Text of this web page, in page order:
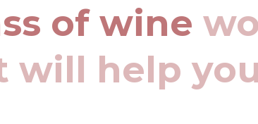
of wine
will help